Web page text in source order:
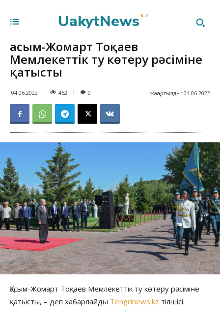
UakytNews KZ
Қасым-Жомарт Тоқаев
Мемлекеттік ту көтеру рәсіміне
қатысты
04.06.2022 462 жаңартылды: 04.06.2022
0
Қасым-Жомарт Тоқаев Мемлекеттік ту көтеру рәсіміне
қатысты, – деп хабарлайды Tengrinews.kz тілшісі.